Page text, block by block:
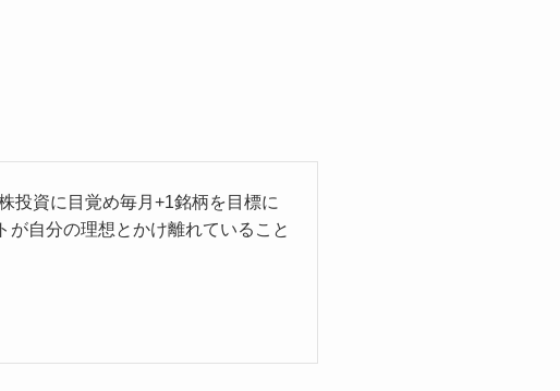
投資に目覚め毎月+1銘柄を目標に
自分の理想とかけ離れていること